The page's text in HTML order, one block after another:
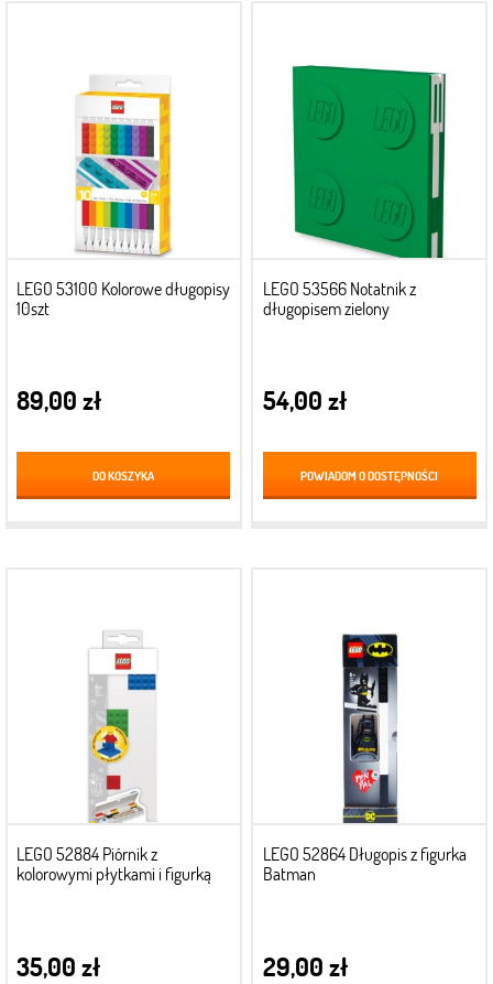
LEGO 53100 Kolorowe długopisy
10szt
89,00 zł
DO KOSZYKA
LEGO 53566 Notatnik z
długopisem zielony
54,00 zł
POWIADOM O DOSTĘPNOŚCI
LEGO 52884 Piórnik z
kolorowymi płytkami i figurką
35,00 zł
LEGO 52864 Długopis z figurka
Batman
29,00 zł